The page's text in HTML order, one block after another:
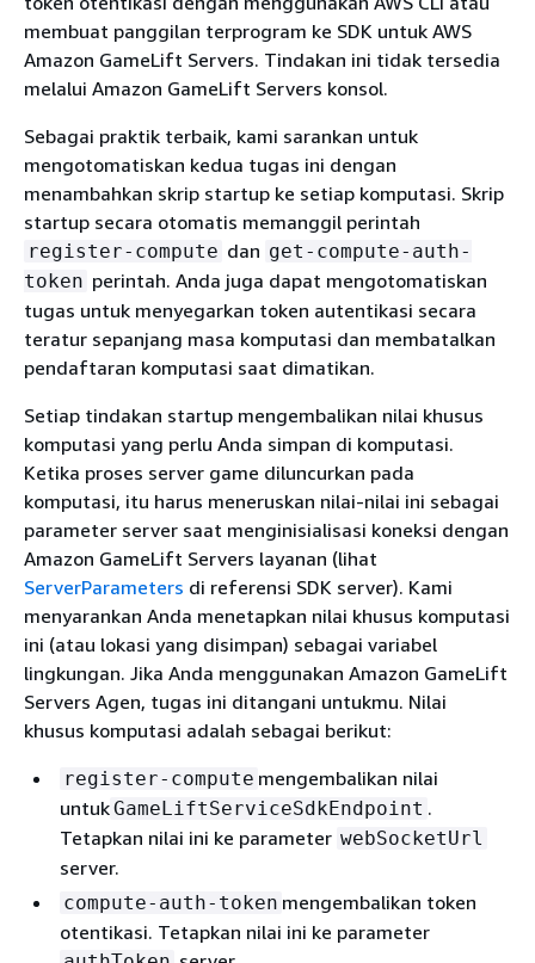
membuat panggilan terprogram ke SDK untuk AWS
Amazon GameLift Servers. Tindakan ini tidak tersedia
melalui Amazon GameLift Servers konsol.
Sebagai praktik terbaik, kami sarankan untuk
mengotomatiskan kedua tugas ini dengan
menambahkan skrip startup ke setiap komputasi. Skrip
startup secara otomatis memanggil perintah
register-compute dan get-compute-auth-
token perintah. Anda juga dapat mengotomatiskan
tugas untuk menyegarkan token autentikasi secara
teratur sepanjang masa komputasi dan membatalkan
pendaftaran komputasi saat dimatikan.
Setiap tindakan startup mengembalikan nilai khusus
komputasi yang perlu Anda simpan di komputasi.
Ketika proses server game diluncurkan pada
komputasi, itu harus meneruskan nilai-nilai ini sebagai
parameter server saat menginisialisasi koneksi dengan
Amazon GameLift Servers layanan (lihat
ServerParameters di referensi SDK server). Kami
menyarankan Anda menetapkan nilai khusus komputasi
ini (atau lokasi yang disimpan) sebagai variabel
lingkungan. Jika Anda menggunakan Amazon GameLift
Servers Agen, tugas ini ditangani untukmu. Nilai
khusus komputasi adalah sebagai berikut:
register-compute mengembalikan nilai
untukGameLiftServiceSdkEndpoint .
Tetapkan nilai ini ke parameter webSocketUrl
server.
compute-auth-token mengembalikan token
otentikasi. Tetapkan nilai ini ke parameter